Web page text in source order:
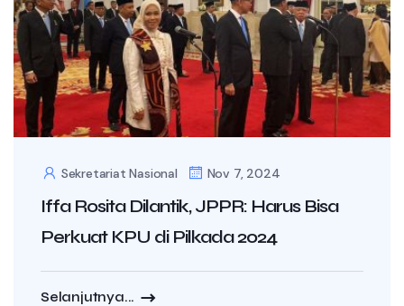
Sekretariat Nasional Nov 7, 2024
Iffa Rosita Dilantik, JPPR: Harus Bisa
Perkuat KPU di Pilkada 2024
Selanjutnya...